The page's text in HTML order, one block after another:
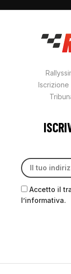
Iscrizione
Accetto il
l’informativa.